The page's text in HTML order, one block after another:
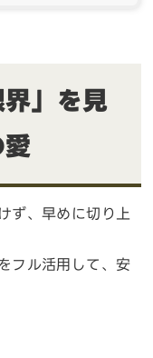
」を見
ず、早めに切り上
フル活用して、安